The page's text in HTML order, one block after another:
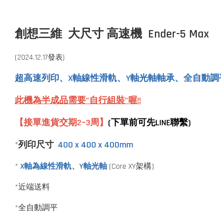
創想三維大尺寸 高速機 Ender-5 Max
(2024.12.17發表)
超高速列印、X軸線性滑軌、Y軸光軸軸承、全自動
此機為半成品需要"自行組裝"喔!!
【接單進貨交期2~3周】 (下單前可先LINE聯繫)
*列印尺寸 400 x 400 x 400mm
* X軸為線性滑軌、 Y軸光軸 (Core XY架構)
*近端送料
*全自動調平